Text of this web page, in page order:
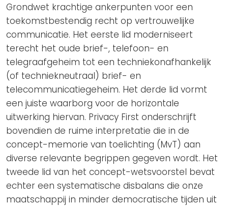
Grondwet krachtige ankerpunten voor een
toekomstbestendig recht op vertrouwelijke
communicatie. Het eerste lid moderniseert
terecht het oude brief-, telefoon- en
telegraafgeheim tot een techniekonafhankelijk
(of techniekneutraal) brief- en
telecommunicatiegeheim. Het derde lid vormt
een juiste waarborg voor de horizontale
uitwerking hiervan. Privacy First onderschrijft
bovendien de ruime interpretatie die in de
concept-memorie van toelichting (MvT) aan
diverse relevante begrippen gegeven wordt. Het
tweede lid van het concept-wetsvoorstel bevat
echter een systematische disbalans die onze
maatschappij in minder democratische tijden uit